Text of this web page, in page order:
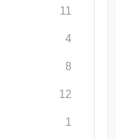
11
4
8
12
1